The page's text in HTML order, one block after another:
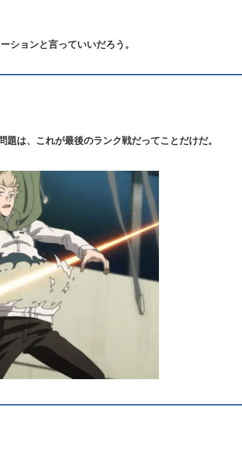
ションと言っていいだろう。
は、これが最後のランク戦だってことだけだ。